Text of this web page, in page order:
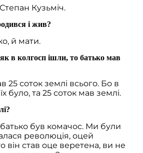
Кузьміч.
і жив?
й мати.
в колгосп ішли, то батько мав
25 соток землі всього. Бо в
було, та 25 соток мав землі.
був комачос. Ми були
революція, оцей
він став оце веретена, ви не